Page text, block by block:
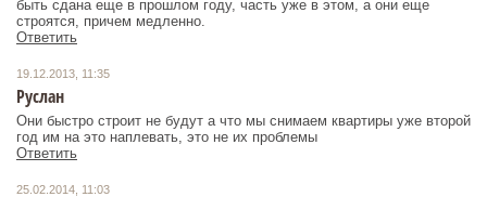
быть сдана еще в прошлом году, часть уже в этом, а они еще
строятся, причем медленно.
Ответить
19.12.2013, 11:35
Руслан
Они быстро строит не будут а что мы снимаем квартиры уже второй
год им на это наплевать, это не их проблемы
Ответить
25.02.2014, 11:03